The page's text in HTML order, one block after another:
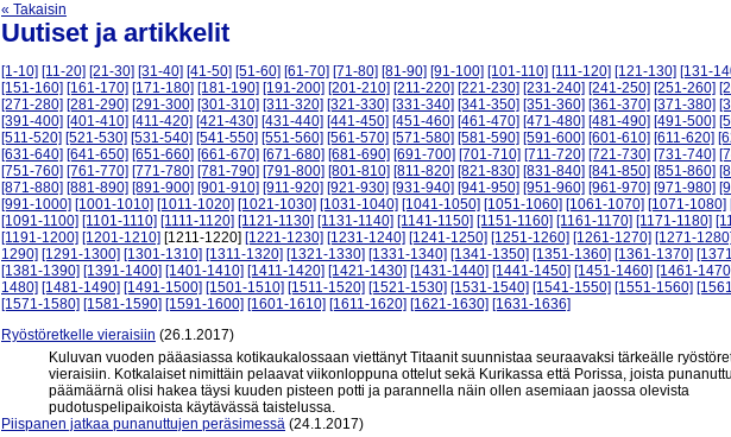
« Takaisin
Uutiset ja artikkelit
[1-10] [11-20] [21-30] [31-40] [41-50] [51-60] [61-70] [71-80] [81-90] [91-100] [101-110] [111-120] [121-130] [131-
[151-160] [161-170] [171-180] [181-190] [191-200] [201-210] [211-220] [221-230] [231-240] [241-250] [251-260]
[271-280] [281-290] [291-300] [301-310] [311-320] [321-330] [331-340] [341-350] [351-360] [361-370] [371-380]
[391-400] [401-410] [411-420] [421-430] [431-440] [441-450] [451-460] [461-470] [471-480] [481-490] [491-500]
[511-520] [521-530] [531-540] [541-550] [551-560] [561-570] [571-580] [581-590] [591-600] [601-610] [611-620]
[631-640] [641-650] [651-660] [661-670] [671-680] [681-690] [691-700] [701-710] [711-720] [721-730] [731-740]
[751-760] [761-770] [771-780] [781-790] [791-800] [801-810] [811-820] [821-830] [831-840] [841-850] [851-860]
[871-880] [881-890] [891-900] [901-910] [911-920] [921-930] [931-940] [941-950] [951-960] [961-970] [971-980]
[991-1000] [1001-1010] [1011-1020] [1021-1030] [1031-1040] [1041-1050] [1051-1060] [1061-1070] [1071-1080]
[1091-1100] [1101-1110] [1111-1120] [1121-1130] [1131-1140] [1141-1150] [1151-1160] [1161-1170] [1171-1180]
[1191-1200] [1201-1210] [1211-1220] [1221-1230] [1231-1240] [1241-1250] [1251-1260] [1261-1270] [1271-1280]
1290] [1291-1300] [1301-1310] [1311-1320] [1321-1330] [1331-1340] [1341-1350] [1351-1360] [1361-1370]
[1381-1390] [1391-1400] [1401-1410] [1411-1420] [1421-1430] [1431-1440] [1441-1450] [1451-1460] [1461-
1480] [1481-1490] [1491-1500] [1501-1510] [1511-1520] [1521-1530] [1531-1540] [1541-1550] [1551-1560]
[1571-1580] [1581-1590] [1591-1600] [1601-1610] [1611-1620] [1621-1630] [1631-1636]
Ryöstöretkelle vieraisiin (26.1.2017)
Kuluvan vuoden pääasiassa kotikaukalossaan viettänyt Titaanit suunnistaa seuraavaksi tärkeälle
vieraisiin. Kotkalaiset nimittäin pelaavat viikonloppuna ottelut sekä Kurikassa että Porissa, joista
päämäärnä olisi hakea täysi kuuden pisteen potti ja parannella näin ollen asemiaan jaossa olevista
pudotuspelipaikoista käytävässä taistelussa.
Piispanen jatkaa punanuttujen peräsimessä (24.1.2017)